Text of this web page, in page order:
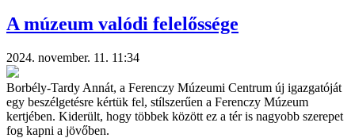
A múzeum valódi felelőssége
2024. november. 11. 11:34
Borbély-Tardy Annát, a Ferenczy Múzeumi Centrum új igazgatóját
egy beszélgetésre kértük fel, stílszerűen a Ferenczy Múzeum
kertjében. Kiderült, hogy többek között ez a tér is nagyobb szerepet
fog kapni a jövőben.